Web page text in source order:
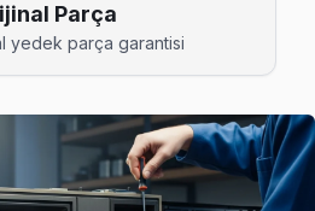
Telefunken Servis
Paşa bölgesindeki Telefunken
Servis →
Servis
TV servisinde şeffaf
Parça
yedek parça garantisi